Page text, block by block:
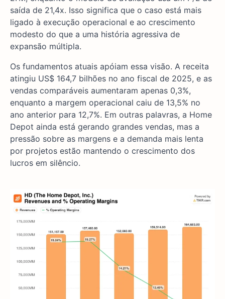
saída de 21,4x. Isso significa que o caso está mais
ligado à execução operacional e ao crescimento
modesto do que a uma história agressiva de
expansão múltipla.
Os fundamentos atuais apóiam essa visão. A receita
atingiu US$ 164,7 bilhões no ano fiscal de 2025, e as
vendas comparáveis aumentaram apenas 0,3%,
enquanto a margem operacional caiu de 13,5% no
ano anterior para 12,7%. Em outras palavras, a Home
Depot ainda está gerando grandes vendas, mas a
pressão sobre as margens e a demanda mais lenta
por projetos estão mantendo o crescimento dos
lucros em silêncio.